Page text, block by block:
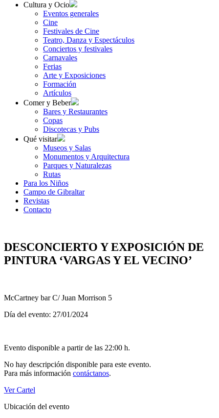
Cultura y Ocio
Eventos generales
Cine
Festivales de Cine
Teatro, Danza y Espectáculos
Conciertos y festivales
Carnavales
Ferias
Arte y Exposiciones
Formación
Artículos
Comer y Beber
Bares y Restaurantes
Copas
Discotecas y Pubs
Qué visitar
Museos y Salas
Monumentos y Arquitectura
Parques y Naturalezas
Rutas
Para los Niños
Campo de Gibraltar
Revistas
Contacto
DESCONCIERTO Y EXPOSICIÓN DE
PINTURA ‘VARGAS Y EL VECINO’
McCartney bar C/ Juan Morrison 5
Día del evento: 27/01/2024
Evento disponible a partir de las 22:00 h.
No hay descripción disponible para este evento.
Para más información contáctanos.
Ver Cartel
Ubicación del evento